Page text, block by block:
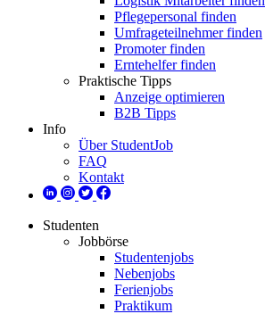
Pflegepersonal finden
Umfrageteilnehmer finden
Promoter finden
Erntehelfer finden
Praktische Tipps
Anzeige optimieren
B2B Tipps
Info
Über StudentJob
FAQ
Kontakt
Studenten
Jobbörse
Studentenjobs
Nebenjobs
Ferienjobs
Praktikum